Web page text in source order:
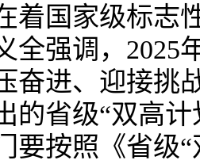
着国家级标志
全强调，2025
奋进、迎接挑
的省级“双高
要按照《省级